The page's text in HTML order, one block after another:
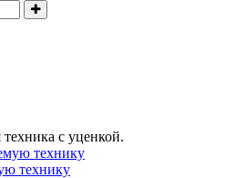
с уценкой.
технику